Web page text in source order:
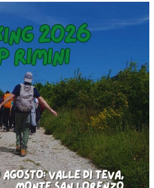
traccia il bilancio della stagione